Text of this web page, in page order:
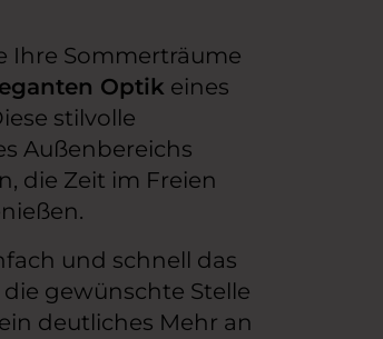
Ihre Sommerträume
Optik eines
stilvolle
Außenbereichs
die Zeit im Freien
und schnell das
gewünschte Stelle
deutliches Mehr an